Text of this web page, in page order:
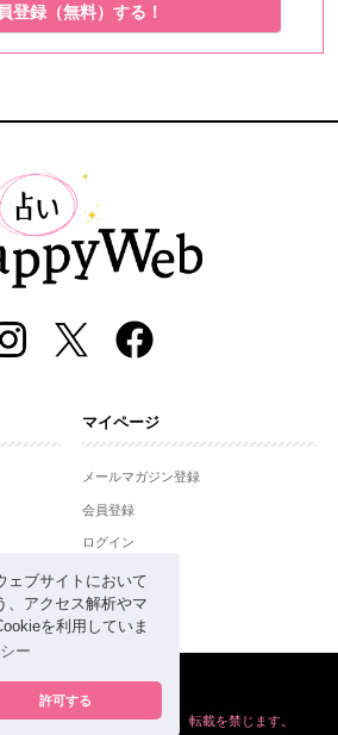
ェブサイトにおいて
、アクセス解析やマ
を利用していま
ー
許可する
登録（無料）する！
マイページ
メールマガジン登録
会員登録
ログイン
powered by
べてのコンテンツの無断複写、転載を禁じます。